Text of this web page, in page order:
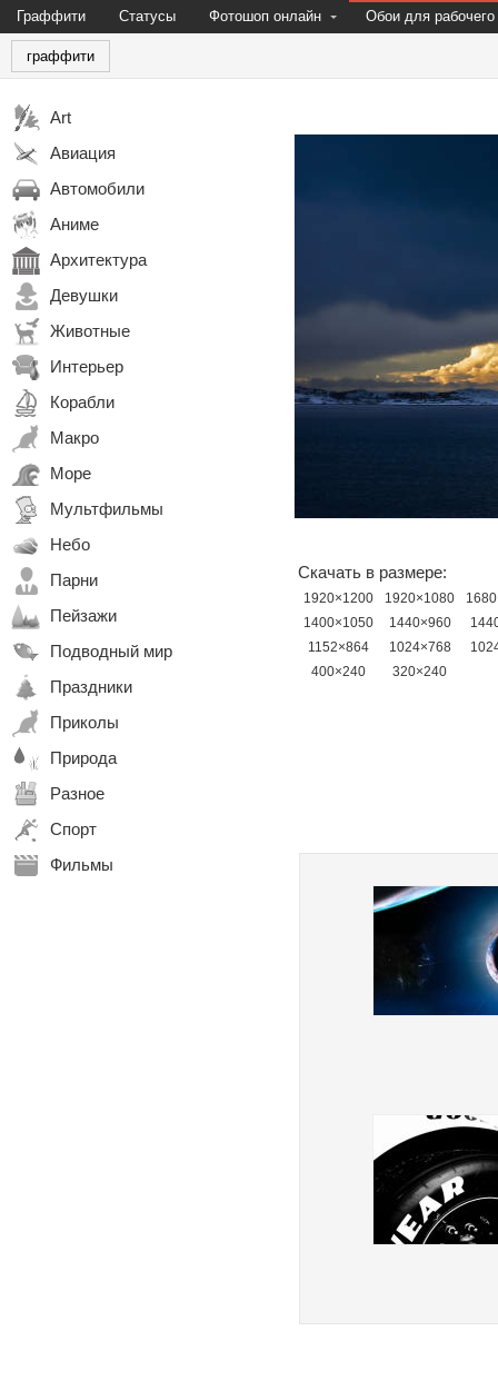
Граффити Статусы Фотошоп онлайн Обои для рабочего
граффити
Art
Авиация
Автомобили
Аниме
Архитектура
Девушки
Животные
Интерьер
Корабли
Макро
Море
Мультфильмы
Небо
Парни
Пейзажи
Подводный мир
Праздники
Приколы
Природа
Разное
Спорт
Фильмы
Скачать в размере:
1920×1200 1920×1080
1400×1050
1440×960
1152×864
1024×768
400×240
320×240